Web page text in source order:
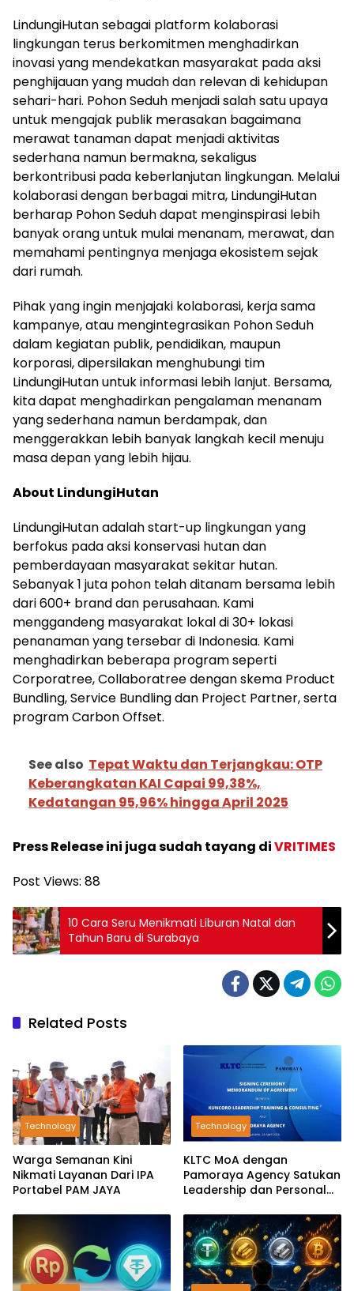
LindungiHutan sebagai platform kolaborasi
lingkungan terus berkomitmen menghadirkan
inovasi yang mendekatkan masyarakat pada aksi
penghijauan yang mudah dan relevan di kehidupan
sehari-hari. Pohon Seduh menjadi salah satu upaya
untuk mengajak publik merasakan bagaimana
merawat tanaman dapat menjadi aktivitas
sederhana namun bermakna, sekaligus
berkontribusi pada keberlanjutan lingkungan. Melalui
kolaborasi dengan berbagai mitra, LindungiHutan
berharap Pohon Seduh dapat menginspirasi lebih
banyak orang untuk mulai menanam, merawat, dan
memahami pentingnya menjaga ekosistem sejak
dari rumah.
Pihak yang ingin menjajaki kolaborasi, kerja sama
kampanye, atau mengintegrasikan Pohon Seduh
dalam kegiatan publik, pendidikan, maupun
korporasi, dipersilakan menghubungi tim
LindungiHutan untuk informasi lebih lanjut. Bersama,
kita dapat menghadirkan pengalaman menanam
yang sederhana namun berdampak, dan
menggerakkan lebih banyak langkah kecil menuju
masa depan yang lebih hijau.
About LindungiHutan
LindungiHutan adalah start-up lingkungan yang
berfokus pada aksi konservasi hutan dan
pemberdayaan masyarakat sekitar hutan.
Sebanyak 1 juta pohon telah ditanam bersama lebih
dari 600+ brand dan perusahaan. Kami
menggandeng masyarakat lokal di 30+ lokasi
penanaman yang tersebar di Indonesia. Kami
menghadirkan beberapa program seperti
Corporatree, Collaboratree dengan skema Product
Bundling, Service Bundling dan Project Partner, serta
program Carbon Offset.
See also Tepat Waktu dan Terjangkau: OTP
Keberangkatan KAI Capai 99,38%,
Kedatangan 95,96% hingga April 2025
Press Release ini juga sudah tayang diVRITIMES
Post Views: 88
10 Cara Seru Menikmati Liburan Natal dan
Tahun Baru di Surabaya
Related Posts
Technology
Warga Semanan Kini
Nikmati Layanan Dari IPA
Portabel PAM JAYA
Technology
KLTC MoA dengan
Pamoraya Agency Satukan
Leadership dan Personal